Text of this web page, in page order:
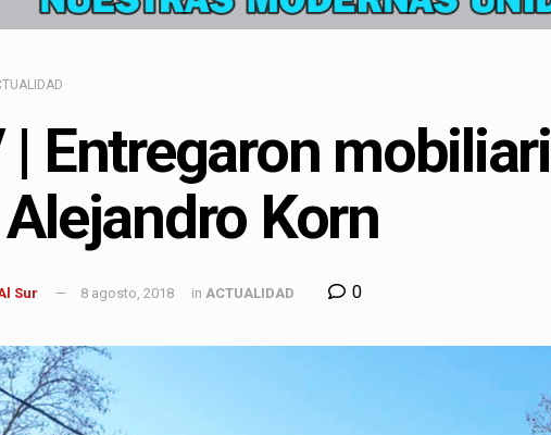
| Entregaron
Korn
Sur 8 agosto, 2018 in ACTUALIDAD 0